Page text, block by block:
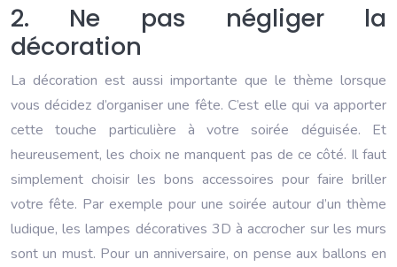
2. Ne pas négliger la
décoration
La décoration est aussi importante que le thème lorsque
vous décidez d’organiser une fête. C’est elle qui va apporter
cette touche particulière à votre soirée déguisée. Et
heureusement, les choix ne manquent pas de ce côté. Il faut
simplement choisir les bons accessoires pour faire briller
votre fête. Par exemple pour une soirée autour d’un thème
ludique, les lampes décoratives 3D à accrocher sur les murs
sont un must. Pour un anniversaire, on pense aux ballons en